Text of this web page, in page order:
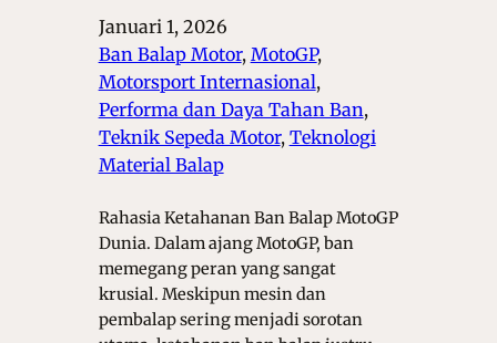
Januari 1, 2026
Ban Balap Motor, MotoGP ,
Motorsport Internasional ,
Performa dan Daya Tahan Ban ,
Teknik Sepeda Motor, Teknologi
Material Balap
Rahasia Ketahanan Ban Balap MotoGP
Dunia. Dalam ajang MotoGP, ban
memegang peran yang sangat
krusial. Meskipun mesin dan
pembalap sering menjadi sorotan